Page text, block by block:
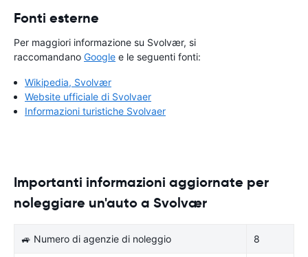
Fonti esterne
Per maggiori informazione su Svolvær, si
raccomandano Google e le seguenti fonti:
Wikipedia, Svolvær
Website ufficiale di Svolvaer
Informazioni turistiche Svolvaer
Importanti informazioni aggiornate per
noleggiare un'auto a Svolvær
🚙 Numero di agenzie di noleggio 8